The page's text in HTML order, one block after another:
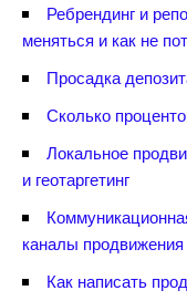
Ребрендинг и
меняться и как не
Просадка
Сколько
Локальное
и геотаргетин
каналы
Как написать